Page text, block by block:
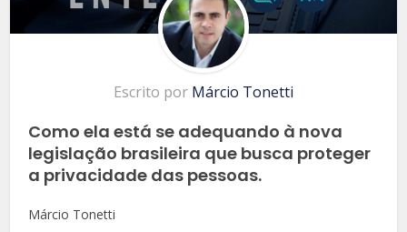
Escrito por Márcio Tonetti
Como ela está se adequando à nova
legislação brasileira que busca proteger
a privacidade das pessoas.
Márcio Tonetti